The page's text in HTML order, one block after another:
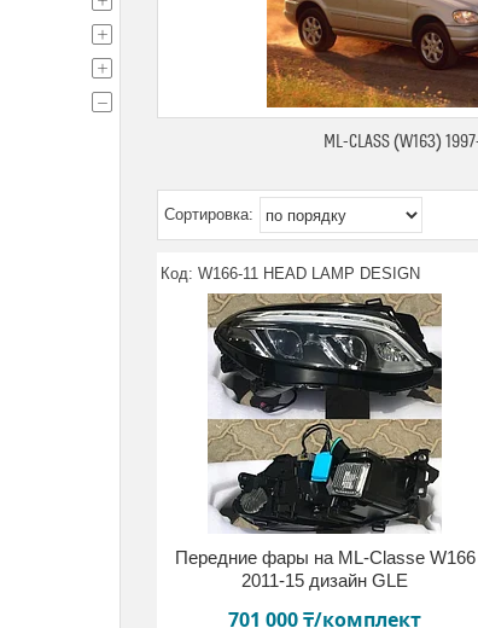
ML-CLASS (W163) 1997-
W166-11 HEAD LAMP DESIGN
Передние фары на ML-Classe W166
2011-15 дизайн GLE
701 000 ₸/комплект